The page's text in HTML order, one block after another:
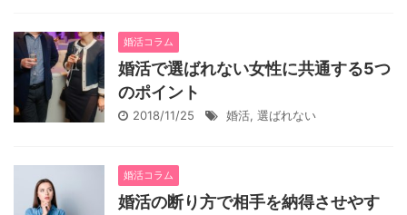
婚活コラム
婚活で選ばれない女性に共通する5つ
のポイント
2018/11/25 婚活, 選ばれない
婚活コラム
婚活の断り方で相手を納得させやす